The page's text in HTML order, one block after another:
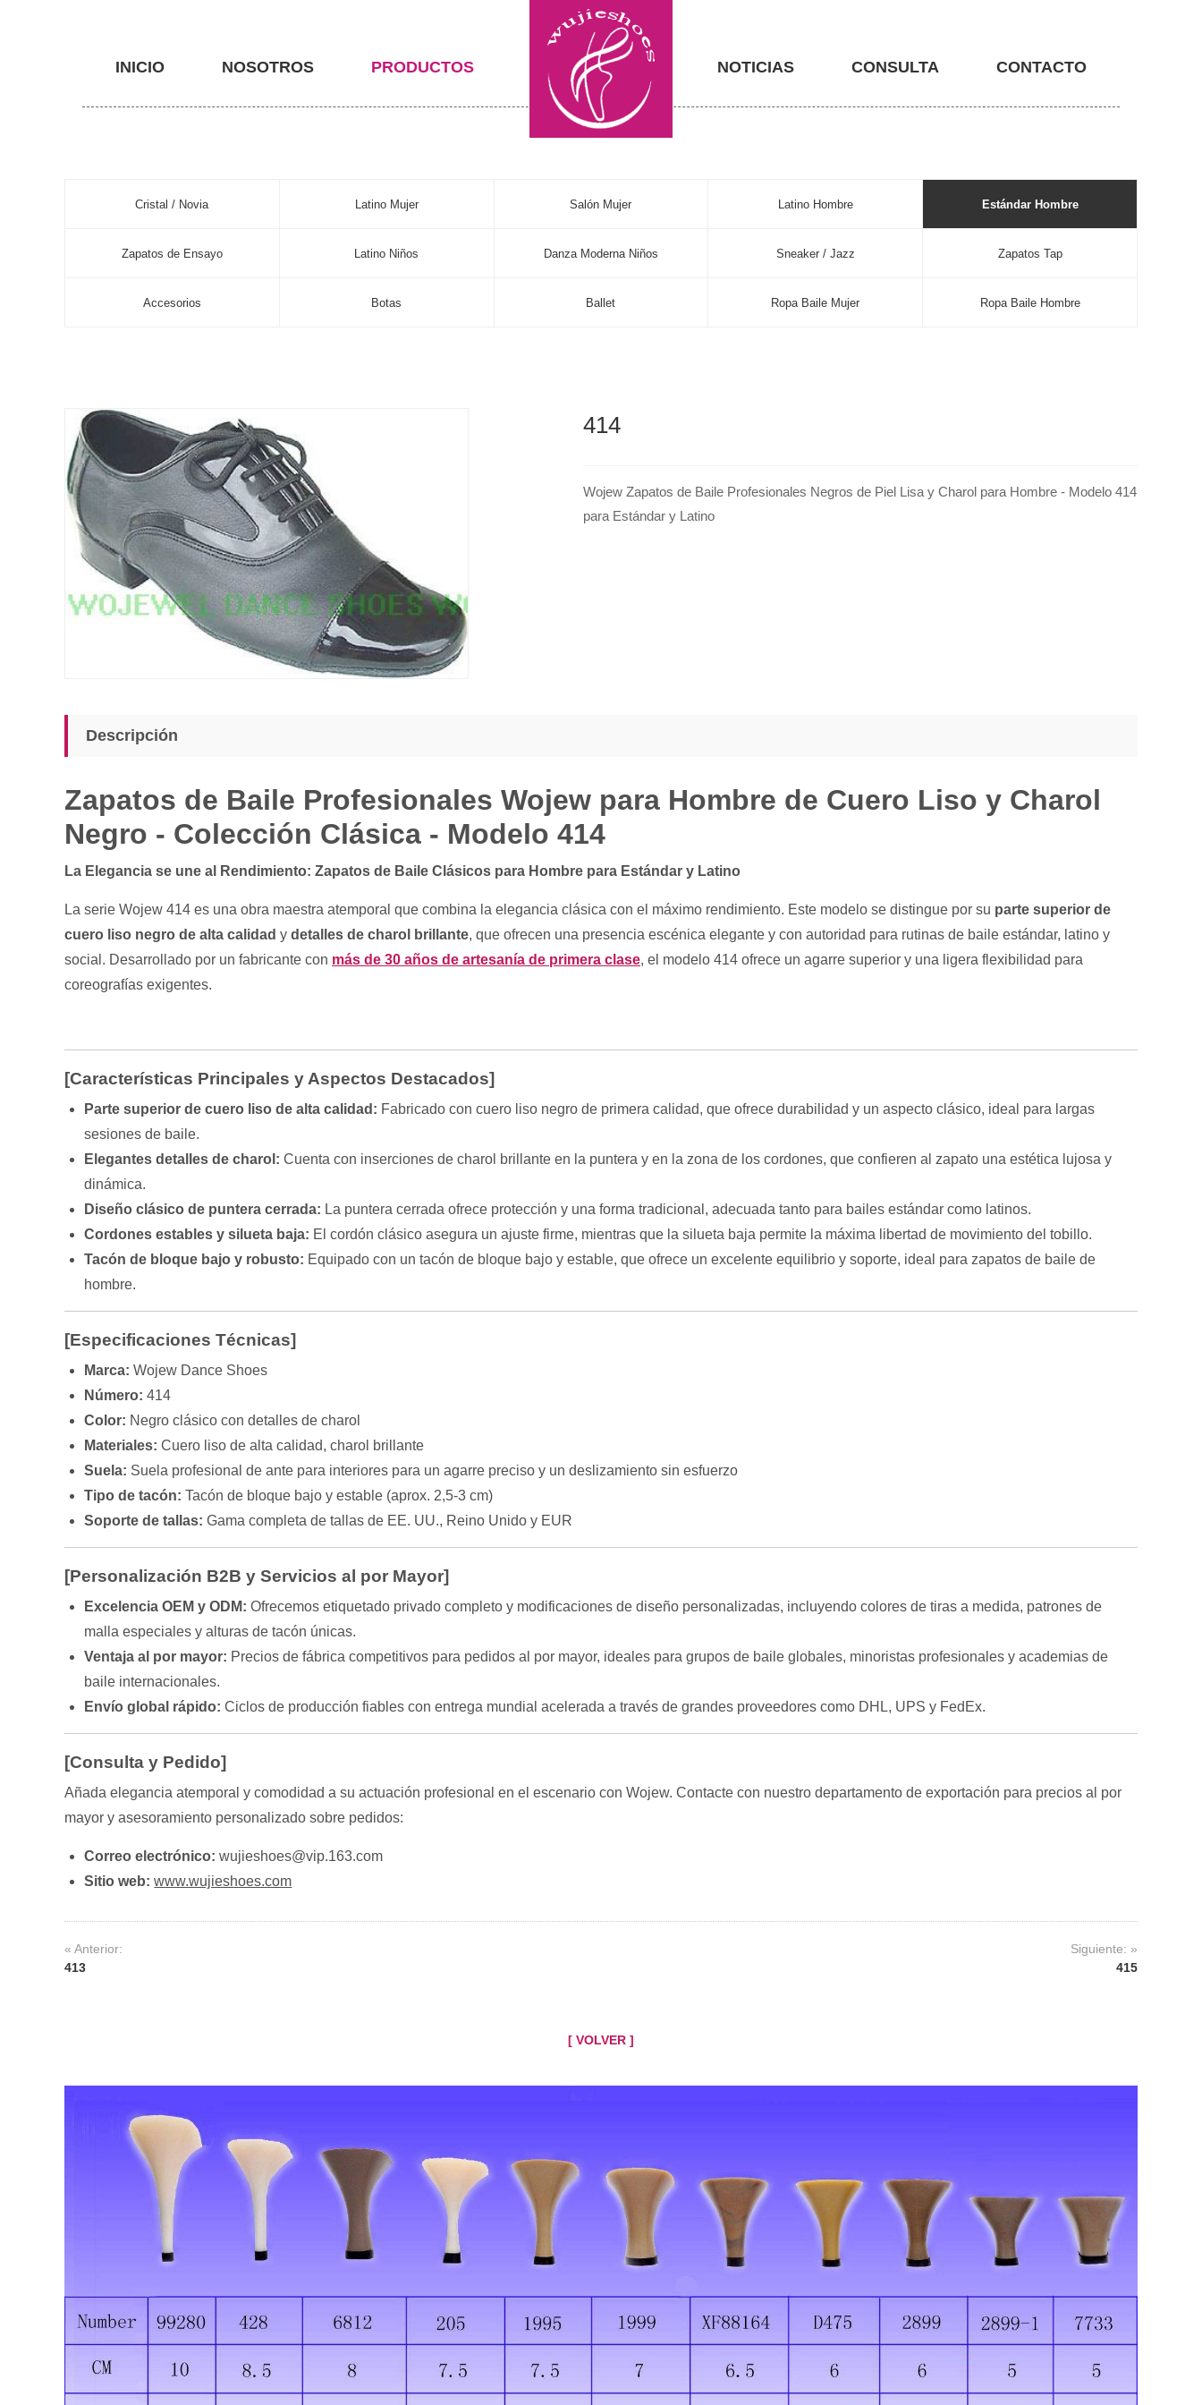
INICIO NOSOTROS PRODUCTOS NOTICIAS CONSULTA CONTACTO
Cristal / Novia Latino Mujer Salón Mujer Latino Hombre Estándar Hombre
Zapatos de Ensayo Latino Niños Danza Moderna Niños Sneaker / Jazz Zapatos Tap
Accesorios Botas Ballet Ropa Baile Mujer Ropa Baile Hombre
414
Wojew Zapatos de Baile Profesionales Negros de Piel Lisa y Charol para Hombre - Modelo 414
para Estándar y Latino
Descripción
Zapatos de Baile Profesionales Wojew para Hombre de Cuero Liso y Charol
Negro - Colección Clásica - Modelo 414
La Elegancia se une al Rendimiento: Zapatos de Baile Clásicos para Hombre para Estándar y Latino
La serie Wojew 414 es una obra maestra atemporal que combina la elegancia clásica con el máximo rendimiento. Este modelo se distingue por su parte superior de
cuero liso negro de alta calidad y detalles de charol brillante, que ofrecen una presencia escénica elegante y con autoridad para rutinas de baile estándar, latino y
social. Desarrollado por un fabricante con más de 30 años de artesanía de primera clase, el modelo 414 ofrece un agarre superior y una ligera flexibilidad para
coreografías exigentes.
[Características Principales y Aspectos Destacados]
Parte superior de cuero liso de alta calidad: Fabricado con cuero liso negro de primera calidad, que ofrece durabilidad y un aspecto clásico, ideal para largas
sesiones de baile.
Elegantes detalles de charol: Cuenta con inserciones de charol brillante en la puntera y en la zona de los cordones, que confieren al zapato una estética lujosa y
dinámica.
Diseño clásico de puntera cerrada: La puntera cerrada ofrece protección y una forma tradicional, adecuada tanto para bailes estándar como latinos.
Cordones estables y silueta baja: El cordón clásico asegura un ajuste firme, mientras que la silueta baja permite la máxima libertad de movimiento del tobillo.
Tacón de bloque bajo y robusto: Equipado con un tacón de bloque bajo y estable, que ofrece un excelente equilibrio y soporte, ideal para zapatos de baile de
hombre.
[Especificaciones Técnicas]
Marca: Wojew Dance Shoes
Número: 414
Color: Negro clásico con detalles de charol
Materiales: Cuero liso de alta calidad, charol brillante
Suela: Suela profesional de ante para interiores para un agarre preciso y un deslizamiento sin esfuerzo
Tipo de tacón: Tacón de bloque bajo y estable (aprox. 2,5-3 cm)
Soporte de tallas: Gama completa de tallas de EE. UU., Reino Unido y EUR
[Personalización B2B y Servicios al por Mayor]
Excelencia OEM y ODM: Ofrecemos etiquetado privado completo y modificaciones de diseño personalizadas, incluyendo colores de tiras a medida, patrones de
malla especiales y alturas de tacón únicas.
Ventaja al por mayor: Precios de fábrica competitivos para pedidos al por mayor, ideales para grupos de baile globales, minoristas profesionales y academias de
baile internacionales.
Envío global rápido: Ciclos de producción fiables con entrega mundial acelerada a través de grandes proveedores como DHL, UPS y FedEx.
[Consulta y Pedido]
Añada elegancia atemporal y comodidad a su actuación profesional en el escenario con Wojew. Contacte con nuestro departamento de exportación para precios al por
mayor y asesoramiento personalizado sobre pedidos:
Correo electrónico: wujieshoes@vip.163.com
Sitio web: www.wujieshoes.com
« Anterior:
413
Siguiente: »
415
[ VOLVER ]